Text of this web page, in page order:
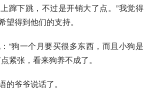
蹿下跳，不过是开销大了点。”我觉得
望得到他们的支持。
“狗一个月要买很多东西，而且小狗是
紧张，看来狗养不成了。
的爷爷说话了。